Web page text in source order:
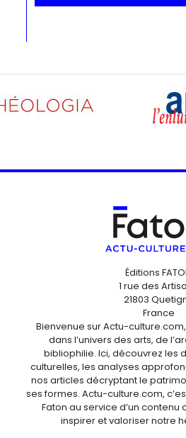
Éditions
1 rue des
21803
France
Bienvenue sur Actu-
dans l’univers des arts, de
bibliophilie. Ici, découvrez les
culturelles, les analyses
nos articles décryptant le
ses formes. Actu-culture.com,
Faton au service d’un
inspirer et valoriser notre